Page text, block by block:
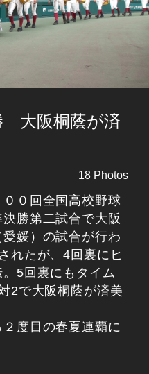
大阪桐蔭が済
18 Photos
０回全国高校野球
勝第二試合で大阪
媛）の試合が行わ
れたが、4回裏にヒ
5回裏にもタイム
2で大阪桐蔭が済美
度目の春夏連覇に